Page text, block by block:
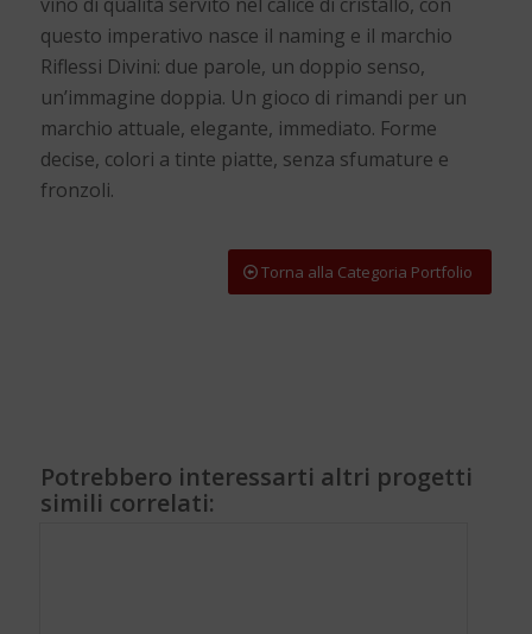
questo imperativo nasce il naming e il marchio
Riflessi Divini: due parole, un doppio senso,
un’immagine doppia. Un gioco di rimandi per un
marchio attuale, elegante, immediato. Forme
decise, colori a tinte piatte, senza sfumature e
fronzoli.
Torna alla Categoria Portfolio
Potrebbero interessarti altri progetti
simili correlati: